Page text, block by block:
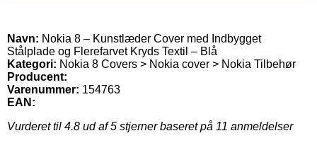
Navn: Nokia 8 – Kunstlæder Cover med Indbygget
Stålplade og Flerefarvet Kryds Textil – Blå
Kategori: Nokia 8 Covers > Nokia cover > Nokia Tilbehør
Producent:
Varenummer: 154763
EAN:
Vurderet til 4.8 ud af 5 stjerner baseret på 11 anmeldelser